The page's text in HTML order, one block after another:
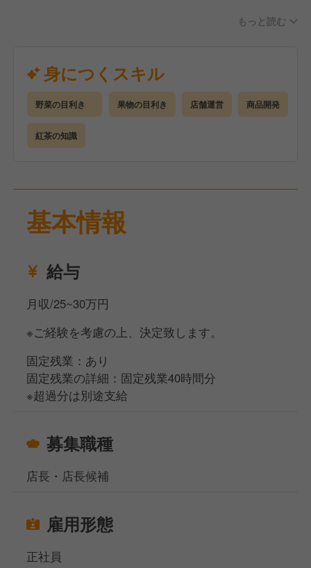
●スタッフのシフト管理、採用・教育
●店舗の売上管理
●食材の品質管理、在庫管理
●販促施策のプランニング、実施
今後も当社では事業の拡大に併せ、
☆★☆ 《ここがポイント！》 ☆★☆
◆研修でスキルアップを目指せる環境◆
関西エリアの人気店を訪問し、プロの技術や
現場で培われた成功の秘訣を学び、
視察後には、学んだことをすぐに
メニュー提案やサービスに反映できる
実践的なスキルが身につきます。
調理の基礎はもちろん、商品開発や
研修をご用意◎
現場で役立つスキルを実践的に
習得できるので、学んだことをすぐに
仕事に活かせます。
もっと読む
身につくスキル
野菜の目利き 果物の目利き 店舗運営 商品開発
紅茶の知識
基本情報
給与
月収/25~30万円
※ご経験を考慮の上、決定致します。
固定残業：あり
固定残業の詳細：固定残業40時間分
※超過分は別途支給
募集職種
店長・店長候補
雇用形態
正社員